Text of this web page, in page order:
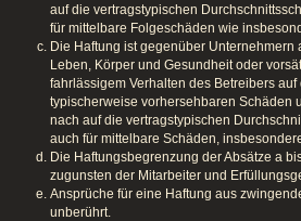
auf die vertragstypischen
für mittelbare Folgeschäden wie
Die Haftung ist gegenüber Unternehmern
Leben, Körper und Gesundheit oder
fahrlässigem Verhalten des Betreibers
typischerweise vorhersehbaren Schäden
nach auf die vertragstypischen
auch für mittelbare Schäden,
Die Haftungsbegrenzung der Absätze a
zugunsten der Mitarbeiter und
Ansprüche für eine Haftung aus
unberührt.